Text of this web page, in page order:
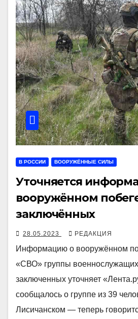
В РОССИИ ВООРУЖЁННЫЕ СИЛЫ
Уточняется
вооружённом
заключённых
28.05.2023 РЕДАКЦИЯ
Информацию о вооружённом
«СВО» группы
заключенных уточняет
сообщалось о группе из 39
Лисичанском — теперь